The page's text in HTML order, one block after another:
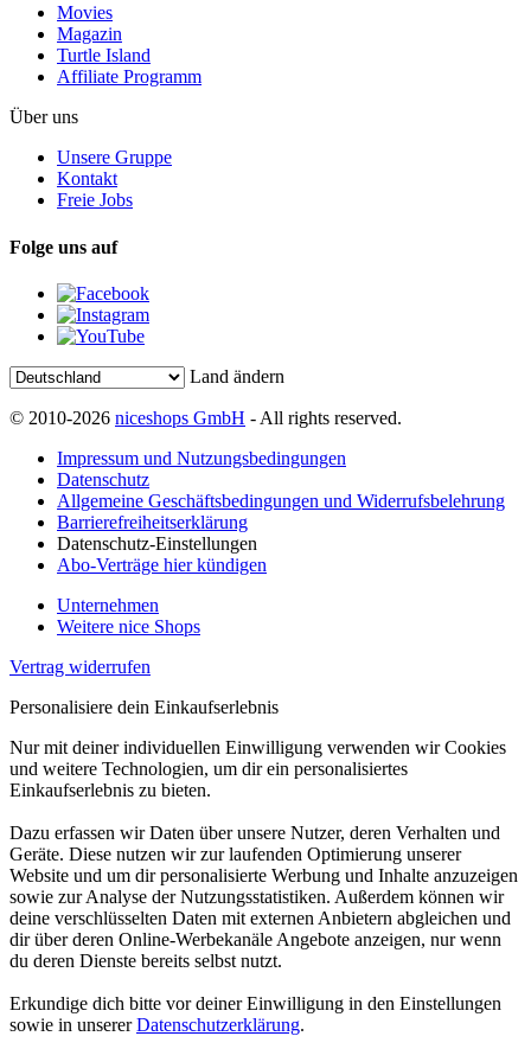
Movies
Magazin
Turtle Island
Affiliate Programm
Über uns
Unsere Gruppe
Kontakt
Freie Jobs
Folge uns auf
Land ändern
© 2010-2026 niceshops GmbH - All rights reserved.
Impressum und Nutzungsbedingungen
Datenschutz
Allgemeine Geschäftsbedingungen und Widerrufsbelehrung
Barrierefreiheitserklärung
Datenschutz-Einstellungen
Abo-Verträge hier kündigen
Unternehmen
Weitere nice Shops
Vertrag widerrufen
Personalisiere dein Einkaufserlebnis
Nur mit deiner individuellen Einwilligung verwenden wir Cookies
und weitere Technologien, um dir ein personalisiertes
Einkaufserlebnis zu bieten.
Dazu erfassen wir Daten über unsere Nutzer, deren Verhalten und
Geräte. Diese nutzen wir zur laufenden Optimierung unserer
Website und um dir personalisierte Werbung und Inhalte anzuzeigen
sowie zur Analyse der Nutzungsstatistiken. Außerdem können wir
deine verschlüsselten Daten mit externen Anbietern abgleichen und
dir über deren Online-Werbekanäle Angebote anzeigen, nur wenn
du deren Dienste bereits selbst nutzt.
Erkundige dich bitte vor deiner Einwilligung in den Einstellungen
sowie in unsererDatenschutzerklärung.